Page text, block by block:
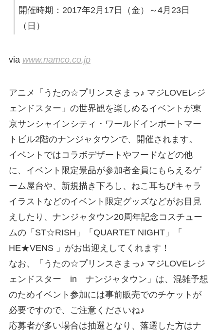
開催時期：2017年2月17日（金）～4月23日
（日）
via www.namco.co.jp
アニメ「うたの☆プリンスさまっ♪ マジLOVEレジ
ェンドスター」の世界観を楽しめるイベントが東
京サンシャインシティ・ワールドインポートマー
トビル2階のナンジャタウンで、開催されます。
イベントではコラボデザートやフードなどの他
に、イベント限定景品が参加者全員にもらえるゲ
ーム屋台や、新規描き下ろし、ねこ耳ちびキャラ
イラストなどのイベント限定グッズなどがお目見
えしたり、ナンジャタウン20周年記念コスチュー
ムの「ST☆RISH」「QUARTET NIGHT」「
HE★VENS 」がお出迎えしてくれます！
なお、「うたの☆プリンスさまっ♪ マジLOVEレジ
ェンドスター in ナンジャタウン」は、混雑予想
のためイベント参加には事前販売でのチケットが
必要ですので、ご注意くださいね♪
応募者が多い場合は抽選となり、落選した方はナ